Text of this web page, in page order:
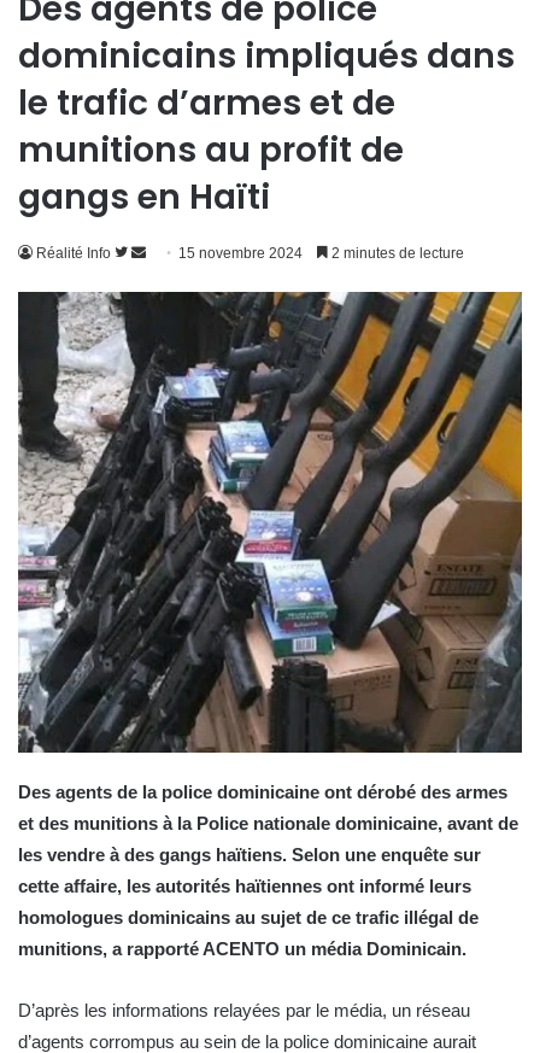
dominicains impliqués dans
le trafic d’armes et de
munitions au profit de
gangs en Haïti
Réalité Info
Suivre
Envoyer15 novembre 2024 2 minutes de lecture
Des agents de la police dominicaine ont dérobé des armes
et des munitions à la Police nationale dominicaine, avant de
les vendre à des gangs haïtiens. Selon une enquête sur
cette affaire, les autorités haïtiennes ont informé leurs
homologues dominicains au sujet de ce trafic illégal de
munitions, a rapporté ACENTO un média Dominicain.
D’après les informations relayées par le média, un réseau
d’agents corrompus au sein de la police dominicaine aurait